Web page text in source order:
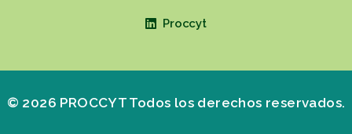
Proccyt
© 2026 PROCCYT Todos los derechos reservados.